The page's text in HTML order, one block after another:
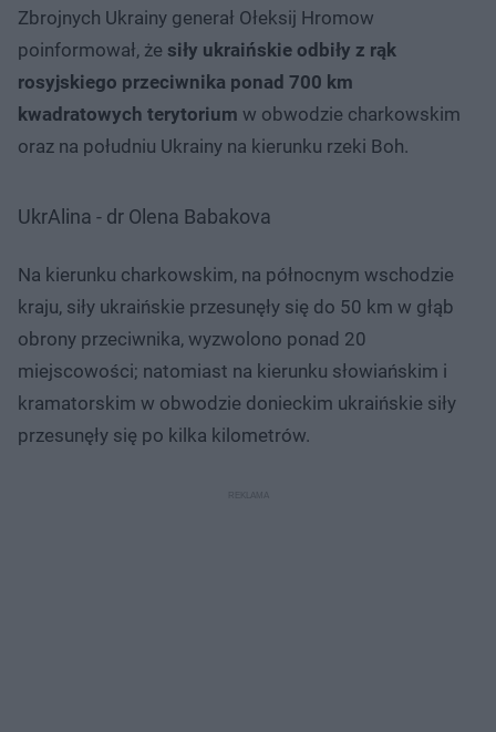
Zbrojnych Ukrainy generał Ołeksij Hromow
poinformował, że siły ukraińskie odbiły z rąk
rosyjskiego przeciwnika ponad 700 km
kwadratowych terytorium w obwodzie charkowskim
oraz na południu Ukrainy na kierunku rzeki Boh.
UkrAlina - dr Olena Babakova
Na kierunku charkowskim, na północnym wschodzie
kraju, siły ukraińskie przesunęły się do 50 km w głąb
obrony przeciwnika, wyzwolono ponad 20
miejscowości; natomiast na kierunku słowiańskim i
kramatorskim w obwodzie donieckim ukraińskie siły
przesunęły się po kilka kilometrów.